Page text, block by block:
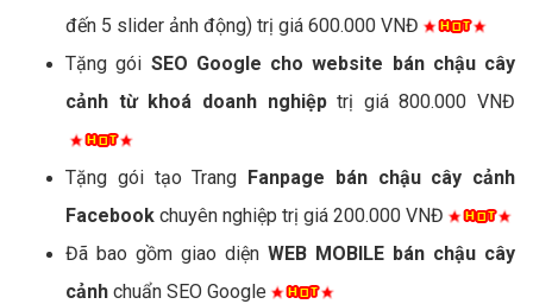
đến 5 slider ảnh động) trị giá 600.000 VNĐ
Tặng gói SEO Google cho website bán chậu cây
cảnh từ khoá doanh nghiệptrị giá 800.000 VNĐ
Tặng gói tạo Trang Fanpage bán chậu cây cảnh
Facebook chuyên nghiệp trị giá 200.000 VNĐ
Đã bao gồm giao diện WEB MOBILE bán chậu cây
cảnh chuẩn SEO Google